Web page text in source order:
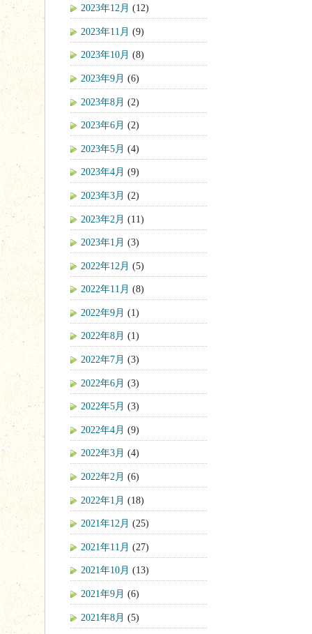
2023年12月 (12)
2023年11月 (9)
2023年10月 (8)
2023年9月 (6)
2023年8月 (2)
2023年6月 (2)
2023年5月 (4)
2023年4月 (9)
2023年3月 (2)
2023年2月 (11)
2023年1月 (3)
2022年12月 (5)
2022年11月 (8)
2022年9月 (1)
2022年8月 (1)
2022年7月 (3)
2022年6月 (3)
2022年5月 (3)
2022年4月 (9)
2022年3月 (4)
2022年2月 (6)
2022年1月 (18)
2021年12月 (25)
2021年11月 (27)
2021年10月 (13)
2021年9月 (6)
2021年8月 (5)